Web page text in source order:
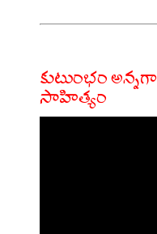
కుటుంభం
సాహిత్యం